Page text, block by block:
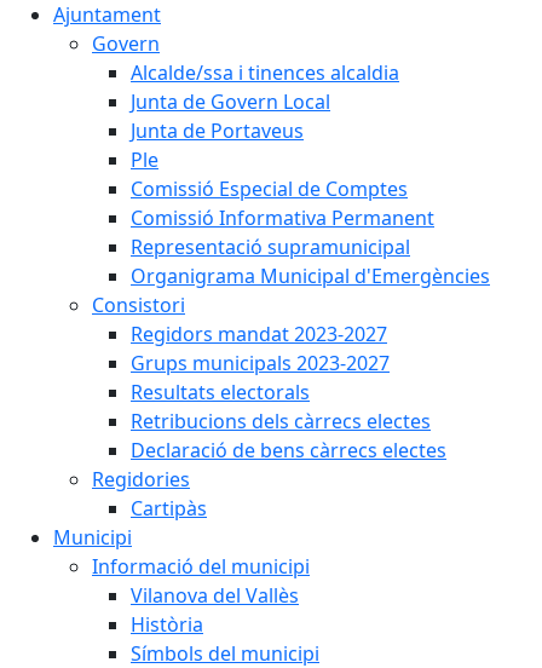
Ajuntament
Govern
Alcalde/ssa i tinences alcaldia
Junta de Govern Local
Junta de Portaveus
Ple
Comissió Especial de Comptes
Comissió Informativa Permanent
Representació supramunicipal
Organigrama Municipal d'Emergències
Consistori
Regidors mandat 2023-2027
Grups municipals 2023-2027
Resultats electorals
Retribucions dels càrrecs electes
Declaració de bens càrrecs electes
Regidories
Cartipàs
Municipi
Informació del municipi
Vilanova del Vallès
Història
Símbols del municipi